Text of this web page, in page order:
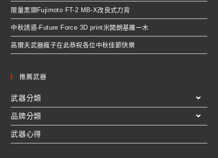
限量黑頭Fujimoto FT-2 MB-X改良式刀背
中秋誘惑-Future Force 3D print米開朗基羅一木
高爾夫武器瘋子在此恭祝各位中秋佳節快樂
推薦武器
武器分類
品牌分類
武器心得